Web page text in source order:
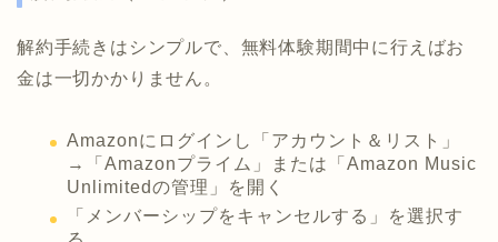
解約手続きはシンプルで、無料体験期間中に行えばお
金は一切かかりません。
Amazonにログインし「アカウント＆リスト」
→「Amazonプライム」または「Amazon Music
Unlimitedの管理」を開く
「メンバーシップをキャンセルする」を選択す